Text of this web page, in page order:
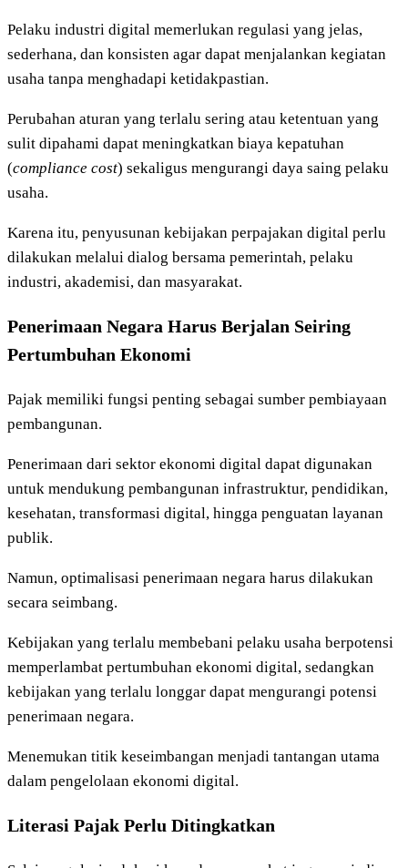
Pelaku industri digital memerlukan regulasi yang jelas,
sederhana, dan konsisten agar dapat menjalankan kegiatan
usaha tanpa menghadapi ketidakpastian.
Perubahan aturan yang terlalu sering atau ketentuan yang
sulit dipahami dapat meningkatkan biaya kepatuhan
(compliance cost) sekaligus mengurangi daya saing pelaku
usaha.
Karena itu, penyusunan kebijakan perpajakan digital perlu
dilakukan melalui dialog bersama pemerintah, pelaku
industri, akademisi, dan masyarakat.
Penerimaan Negara Harus Berjalan Seiring
Pertumbuhan Ekonomi
Pajak memiliki fungsi penting sebagai sumber pembiayaan
pembangunan.
Penerimaan dari sektor ekonomi digital dapat digunakan
untuk mendukung pembangunan infrastruktur, pendidikan,
kesehatan, transformasi digital, hingga penguatan layanan
publik.
Namun, optimalisasi penerimaan negara harus dilakukan
secara seimbang.
Kebijakan yang terlalu membebani pelaku usaha berpotensi
memperlambat pertumbuhan ekonomi digital, sedangkan
kebijakan yang terlalu longgar dapat mengurangi potensi
penerimaan negara.
Menemukan titik keseimbangan menjadi tantangan utama
dalam pengelolaan ekonomi digital.
Literasi Pajak Perlu Ditingkatkan